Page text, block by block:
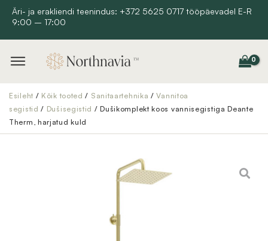
Skip
content
Äri- ja erakliendi teenindus: +372 5625 0717 tööpäevadel E-R
9:00 – 17:00
Esileht / Kõik tooted / Sanitaartehnika /Vannitoa
segistid / Dušisegistid / Dušikomplekt koos vannisegistiga Deante
Therm, harjatud kuld